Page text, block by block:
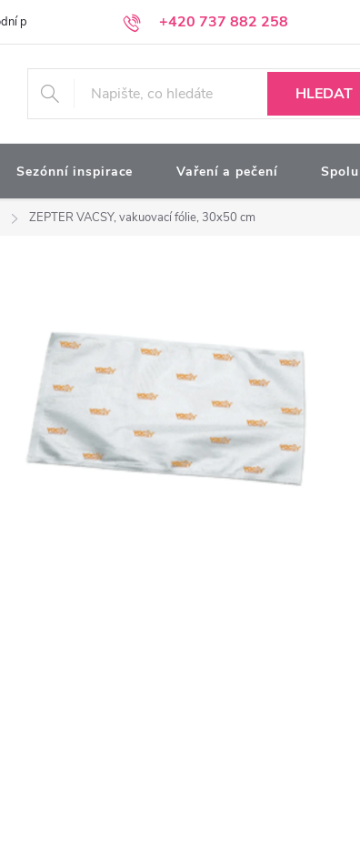
+420 737 882 258
podmínky Podmínky ochrany osobních údajů
HLEDAT
Sezónní inspirace Vaření a pečení
ZEPTER VACSY, vakuovací fólie, 30x50 cm